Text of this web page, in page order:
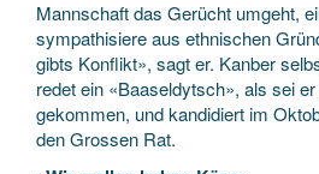
Mannschaft das Gerücht umgeht,
sympathisiere aus ethnischen
gibts Konflikt», sagt er. Kanber
redet ein «Baaseldytsch», als sei
gekommen, und kandidiert im
den Grossen Rat.